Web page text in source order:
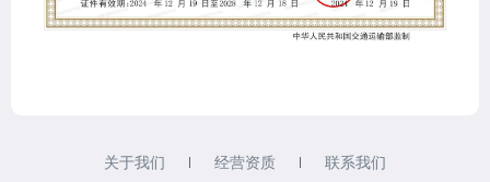
关于我们 经营资质 联系我们